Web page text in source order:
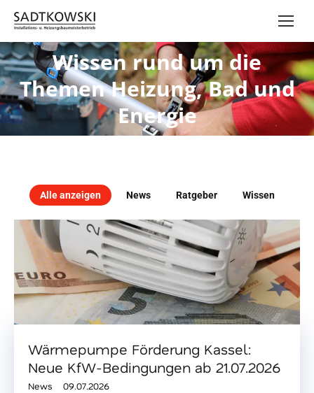
Wissen rund um die
Themen Heizung, Bad und
Energie
Alle anzeigen News Ratgeber Wissen
Wärmepumpe Förderung Kassel:
Neue KfW-Bedingungen ab 21.07.2026
News 09.07.2026